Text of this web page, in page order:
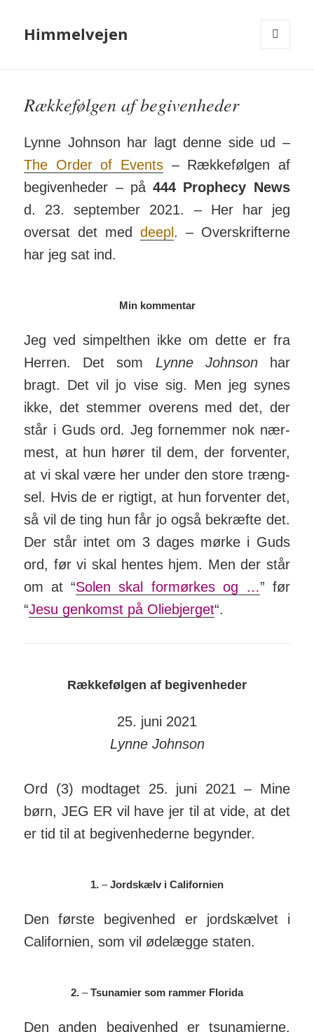
Himmelvejen
Rækkefølgen af begivenheder
Lynne Johnson har lagt denne side ud –
The Order of Events – Række­følgen af
begiv­en­heder – på444 Pro­phecy News
d. 23. sep­tember 2021. – Her har jeg
oversat det med deepl . – Overskrifterne
har jeg sat ind.
Min kommentar
Jeg ved simpelthen ikke om dette er fra
Herren. Det som Lynne Johnsonhar
bragt. Det vil jo vise sig. Men jeg synes
ikke, det stemmer overens med det, der
står i Guds ord. Jeg for­nemmer nok nær­
mest, at hun hører til dem, der for­venter,
at vi skal være her under den store træng­
sel. Hvis de er rig­tigt, at hun for­venter det,
så vil de ting hun får jo også be­kræfte det.
Der står intet om 3 dages mørke i Guds
ord, før vi skal hentes hjem. Men der står
om at “Solen skal for­mørkes og …” før
“Jesu gen­­komst på Olie­­bjerget“.
Rækkefølgen af begivenheder
25. juni 2021
Lynne Johnson
Ord (3) modtaget 25. juni 2021 – Mine
børn, JEG ER vil have jer til at vide, at det
er tid til at begiven­hederne begynder.
1. –Jordskælv i Californien
Den første begivenhed er jord­skælvet i
Cali­for­nien, som vil øde­lægge staten.
2. –Tsunamier som rammer Florida
Den anden begivenhed er tsuna­mierne,